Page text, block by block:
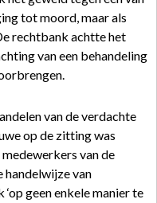
tot moord, maar als
rechtbank achtte het
van een behandeling
van de verdachte
op de zitting was
van de
handelwijze van
geen enkele manier te